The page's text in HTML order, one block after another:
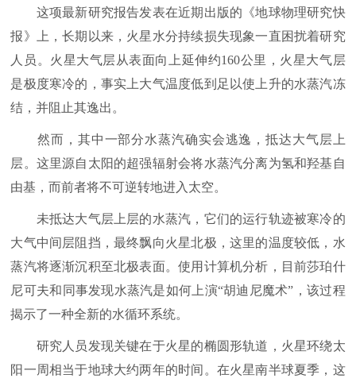
这项最新研究报告发表在近期出版的《地球物理研究快
报》上，长期以来，火星水分持续损失现象一直困扰着研究
人员。火星大气层从表面向上延伸约160公里，火星大气层
是极度寒冷的，事实上大气温度低到足以使上升的水蒸汽冻
结，并阻止其逸出。
然而，其中一部分水蒸汽确实会逃逸，抵达大气层上
层。这里源自太阳的超强辐射会将水蒸汽分离为氢和羟基自
由基，而前者将不可逆转地进入太空。
未抵达大气层上层的水蒸汽，它们的运行轨迹被寒冷的
大气中间层阻挡，最终飘向火星北极，这里的温度较低，水
蒸汽将逐渐沉积至北极表面。使用计算机分析，目前莎珀什
尼可夫和同事发现水蒸汽是如何上演“胡迪尼魔术”，该过程
揭示了一种全新的水循环系统。
研究人员发现关键在于火星的椭圆形轨道，火星环绕太
阳一周相当于地球大约两年的时间。在火星南半球夏季，这